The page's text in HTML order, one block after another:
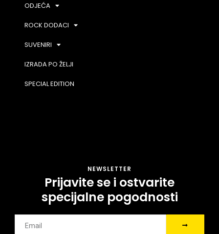
ODJEĆA
ROCK DODACI
SUVENIRI
IZRADA PO ŽELJI
SPECIAL EDITION
NEWSLETTER
Prijavite se i ostvarite
specijalne pogodnosti